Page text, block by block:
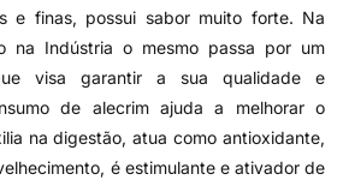
e finas, possui sabor muito forte. Na
na Indústria o mesmo passa por um
visa garantir a sua qualidade e
de alecrim ajuda a melhorar o
na digestão, atua como antioxidante,
é estimulante e ativador de